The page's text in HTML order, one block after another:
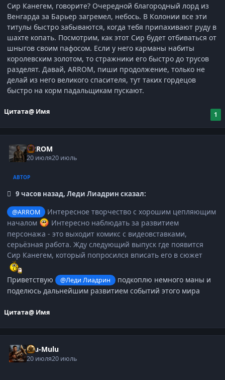
Сир Канегем, говорите? Очередной благородный лорд из
Венгарда за Барьер загремел, небось. В Колонии все эти
титулы быстро забываются, когда тебя припахивают руду в
шахте копать. Посмотрим, как этот Сир будет отбиваться от
шныгов своим пафосом. Если у него карманы набиты
королевским золотом, то стражники его быстро до трусов
разделят. Давай, ARROM, пиши продолжение, только не
делай из него великого спасителя, тут таких гордецов
быстро на корм падальщикам пускают.
Цитата@ Имя 1
ARROM
20 июля20 июль
АВТОР
9 часов назад, Леди Лиадрин сказал:
@ARROM
Интересное творчество с хорошим цепляющим
началом
Интересно наблюдать за развитием
персонажа - это выходит комикс с видеовставками,
серьёзная работа. Жду следующий выпуск где появится
Сир Канегем, который попросился вписать его в сюжет
Приветствую @Леди Лиадрин
подкоплю немного маны и
поделюсь дальнейшим развитием событий этого мира
Цитата@ Имя
Ulu-Mulu
20 июля20 июль